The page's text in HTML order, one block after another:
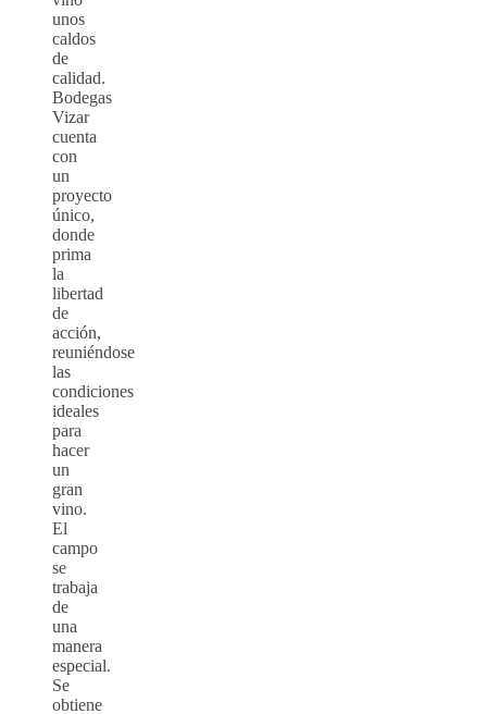
unos
caldos
de
calidad.
Bodegas
Vizar
cuenta
con
un
proyecto
único,
donde
prima
la
libertad
de
acción,
reuniéndose
las
condiciones
ideales
para
hacer
un
gran
vino.
El
campo
se
trabaja
de
una
manera
especial.
Se
obtiene